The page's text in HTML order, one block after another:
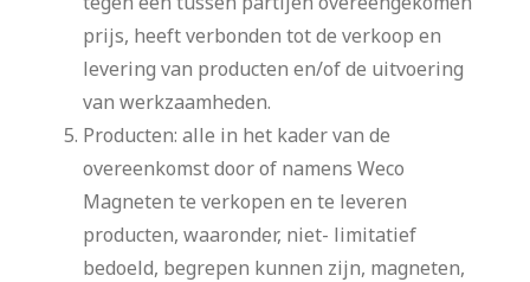
prijs, heeft verbonden tot de verkoop en
levering van producten en/of de uitvoering
van werkzaamheden.
Producten: alle in het kader van de
overeenkomst door of namens Weco
Magneten te verkopen en te leveren
producten, waaronder, niet- limitatief
bedoeld, begrepen kunnen zijn, magneten,